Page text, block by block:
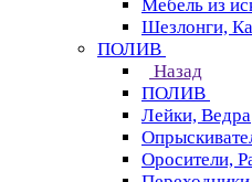
Мебель из
Шезлонги,
ПОЛИВ
Назад
ПОЛИВ
Лейки, Ведра
Оросители,